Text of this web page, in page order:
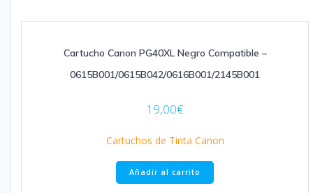
Cartucho Canon PG40XL Negro Compatible –
0615B001/0615B042/0616B001/2145B001
19,00€
Cartuchos de Tinta Canon
Añadir al carrito